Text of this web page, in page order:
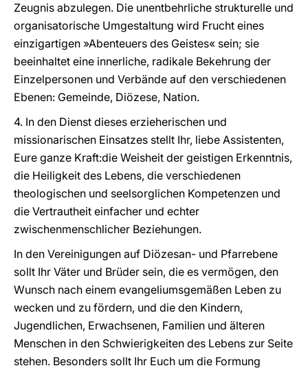
Zeugnis abzulegen. Die unentbehrliche strukturelle und
organisatorische Umgestaltung wird Frucht eines
einzigartigen »Abenteuers des Geistes« sein; sie
beeinhaltet eine innerliche, radikale Bekehrung der
Einzelpersonen und Verbände auf den verschiedenen
Ebenen: Gemeinde, Diözese, Nation.
4. In den Dienst dieses erzieherischen und
missionarischen Einsatzes stellt Ihr, liebe Assistenten,
Eure ganze Kraft:die Weisheit der geistigen Erkenntnis,
die Heiligkeit des Lebens, die verschiedenen
theologischen und seelsorglichen Kompetenzen und
die Vertrautheit einfacher und echter
zwischenmenschlicher Beziehungen.
In den Vereinigungen auf Diözesan- und Pfarrebene
sollt Ihr Väter und Brüder sein, die es vermögen, den
Wunsch nach einem evangeliumsgemäßen Leben zu
wecken und zu fördern, und die den Kindern,
Jugendlichen, Erwachsenen, Familien und älteren
Menschen in den Schwierigkeiten des Lebens zur Seite
stehen. Besonders sollt Ihr Euch um die Formung